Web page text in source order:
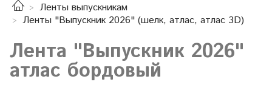
Ленты выпускникам
Ленты "Выпускник 2026" (шелк, атлас, атлас 3D)
Лента "Выпускник 2026"
атлас бордовый